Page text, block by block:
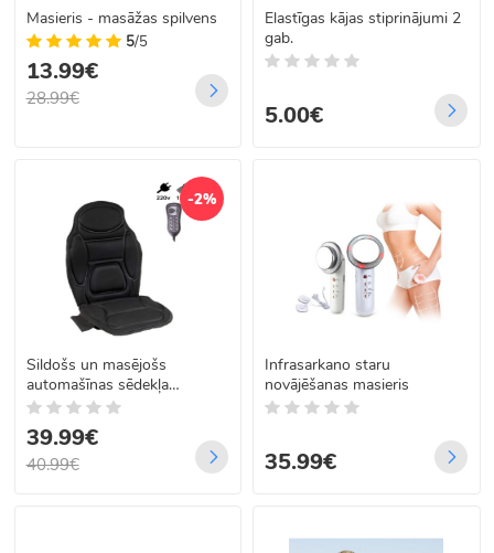
Masieris - masāžas spilvens
5/5
13.99€
28.99€
Elastīgas kājas stiprinājumi 2
gab.
5.00€
-2%
Sildošs un masējošs
automašīnas sēdekļa
pārvalks
39.99€
40.99€
Infrasarkano staru
novājēšanas masieris
35.99€